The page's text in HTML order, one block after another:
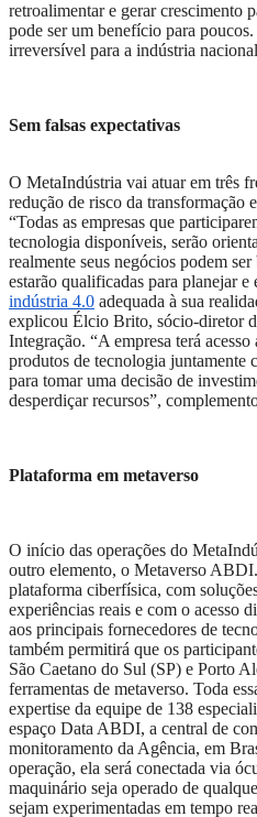
retroalimentar e gerar crescimento
pode ser um benefício para
irreversível para a indústria
Sem falsas expectativas
O MetaIndústria vai atuar em três
redução de risco da transformação
“Todas as empresas que
tecnologia disponíveis, serão
realmente seus negócios podem
estarão qualificadas para planejar
indústria 4.0 adequada à sua
explicou Élcio Brito, sócio-diretor
Integração. “A empresa terá
produtos de tecnologia juntamente
para tomar uma decisão de
desperdiçar recursos”,
Plataforma em metaverso
O início das operações do
outro elemento, o Metaverso
plataforma ciberfísica, com
experiências reais e com o acesso
aos principais fornecedores de
também permitirá que os
São Caetano do Sul (SP) e Porto
ferramentas de metaverso. Toda
expertise da equipe de 138
espaço Data ABDI, a central de
monitoramento da Agência, em
operação, ela será conectada via
maquinário seja operado de
sejam experimentadas em tempo